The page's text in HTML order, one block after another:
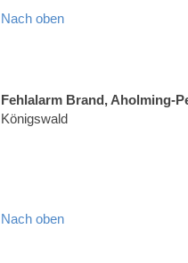
Nach oben
Fehlalarm Brand, Aholming-
Königswald
Nach oben